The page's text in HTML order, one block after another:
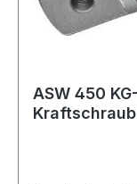
ASW 450